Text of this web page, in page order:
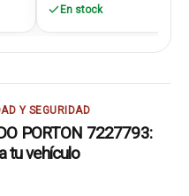
En stock
Y SEGURIDAD
PORTON 7227793:
tu vehículo